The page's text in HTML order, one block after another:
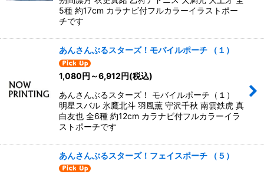
5種 約17cm カラナビ付フルカラーイラストポー
チです
あんさんぶるスターズ！モバイルポーチ （１）
1,080円 ～6,912円(税込)
あんさんぶるスターズ！ モバイルポーチ（１）
明星スバル 氷鷹北斗 羽風薫 守沢千秋 南雲鉄虎 真
白友也 全6種 約12cm カラナビ付フルカラーイラ
ストポーチです
あんさんぶるスターズ！フェイスポーチ （５）